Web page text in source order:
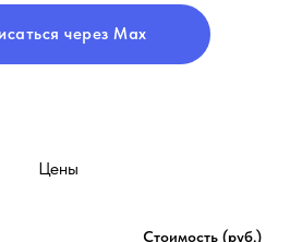
через Max
Цены
Стоимость (руб.)